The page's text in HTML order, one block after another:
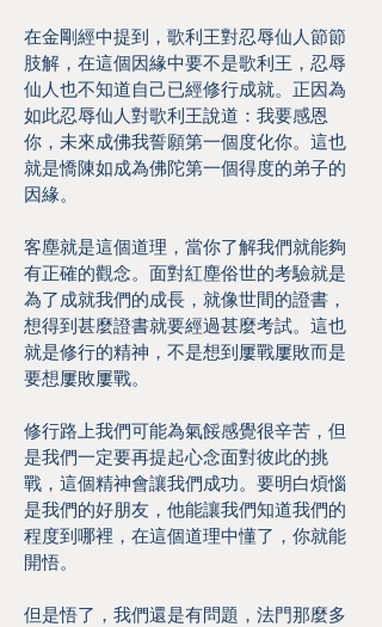
在金剛經中提到，歌利王對忍辱仙人節節
肢解，在這個因緣中要不是歌利王，忍辱
仙人也不知道自己已經修行成就。正因為
如此忍辱仙人對歌利王說道：我要感恩
你，未來成佛我誓願第一個度化你。這也
就是憍陳如成為佛陀第一個得度的弟子的
因緣。
客塵就是這個道理，當你了解我們就能夠
有正確的觀念。面對紅塵俗世的考驗就是
為了成就我們的成長，就像世間的證書，
想得到甚麼證書就要經過甚麼考試。這也
就是修行的精神，不是想到屢戰屢敗而是
要想屢敗屢戰。
修行路上我們可能為氣餒感覺很辛苦，但
是我們一定要再提起心念面對彼此的挑
戰，這個精神會讓我們成功。要明白煩惱
是我們的好朋友，他能讓我們知道我們的
程度到哪裡，在這個道理中懂了，你就能
開悟。
但是悟了，我們還是有問題，法門那麼多